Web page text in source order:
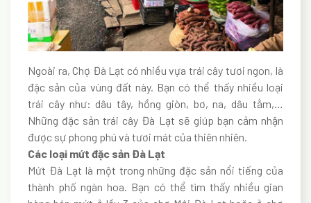
Ngoài ra, Chợ Đà Lạt có nhiều vựa trái cây tươi ngon, là
đặc sản của vùng đất này. Bạn có thể thấy nhiều loại
trái cây như: dâu tây, hồng giòn, bơ, na, dâu tằm,…
Những đặc sản trái cây Đà Lạt sẽ giúp bạn cảm nhận
được sự phong phú và tươi mát của thiên nhiên.
Các loại mứt đặc sản Đà Lạt
Mứt Đà Lạt là một trong những đặc sản nổi tiếng của
thành phố ngàn hoa. Bạn có thể tìm thấy nhiều gian